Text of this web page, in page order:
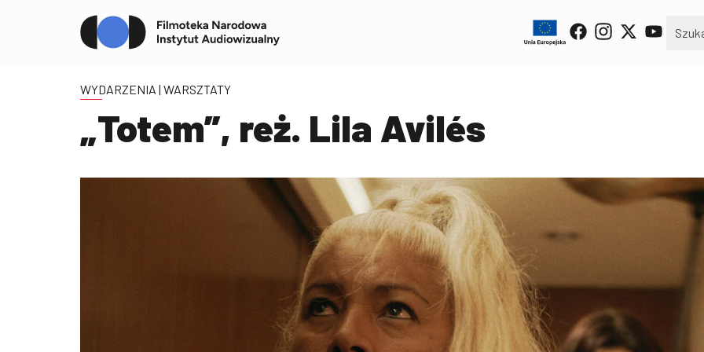
WYDARZENIA | WARSZTATY
„Totem”, reż. Lila Avilés